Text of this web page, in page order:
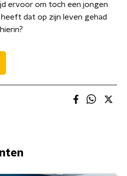
ervoor om toch een jongen
dat op zijn leven gehad